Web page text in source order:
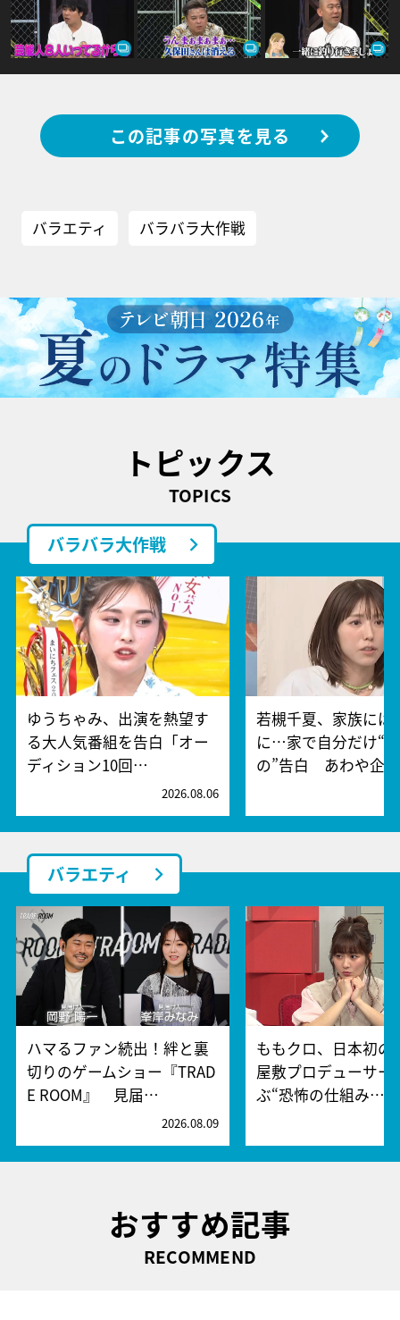
この記事の写真を見る
バラエティ バラバラ大作戦
トピックス
TOPICS
バラバラ大作戦
ゆうちゃみ、出演を熱望す
る大人気番組を告白「オー
ディション10回…
2026.08.06
若槻千夏、家族には
に…家で自分だけ“
の”告白 あわや企…
バラエティ
ハマるファン続出！絆と裏
切りのゲームショー『TRAD
E ROOM』 見届…
2026.08.09
ももクロ、日本初の
屋敷プロデューサー
ぶ“恐怖の仕組み…
おすすめ記事
RECOMMEND